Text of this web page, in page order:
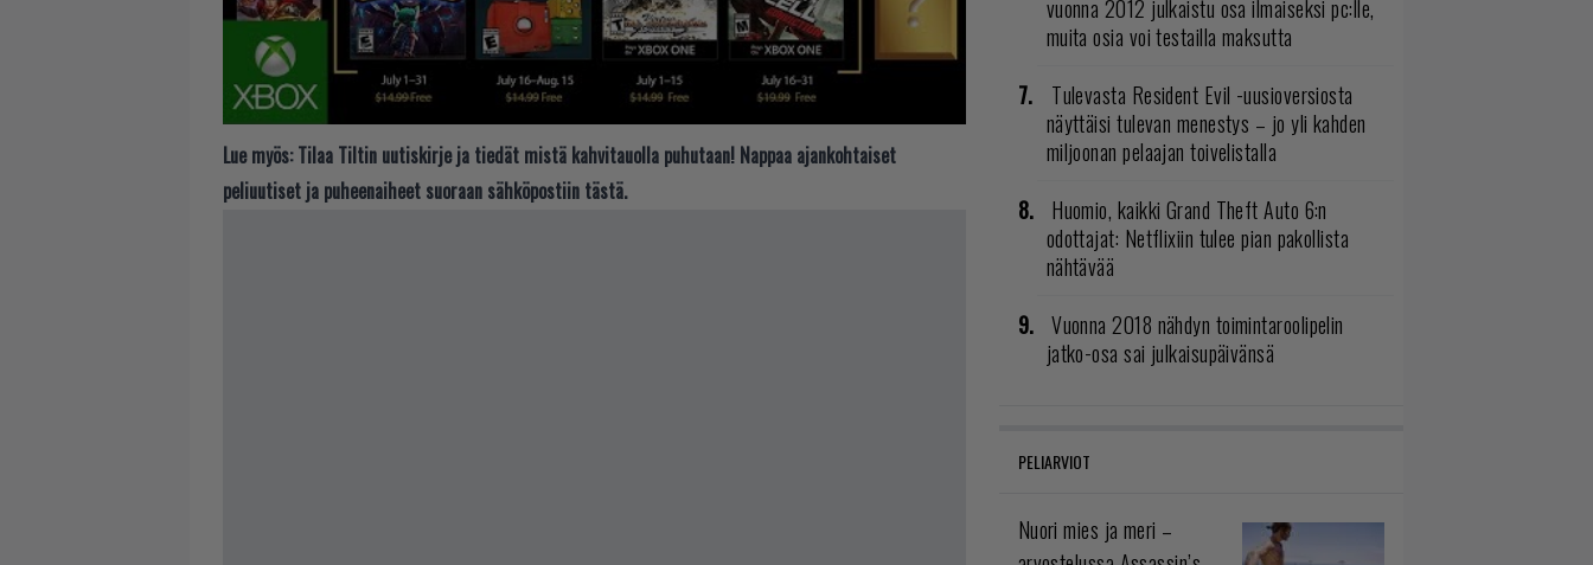
Lue myös: Tilaa Tiltin uutiskirje ja tiedät mistä kahvitauolla puhutaan! Nappaa ajankohtaiset
peliuutiset ja puheenaiheet suoraan sähköpostiin tästä.
vuonna 2012 julkaistu osa ilmaiseksi pc:lle,
muita osia voi testailla maksutta
Tulevasta Resident Evil -uusioversiosta
näyttäisi tulevan menestys – jo yli kahden
miljoonan pelaajan toivelistalla
Huomio, kaikki Grand Theft Auto 6:n
odottajat: Netflixiin tulee pian pakollista
nähtävää
Vuonna 2018 nähdyn toimintaroolipelin
jatko-osa sai julkaisupäivänsä
PELIARVIOT
Nuori mies ja meri –